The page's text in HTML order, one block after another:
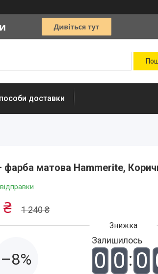
доставки
матова Hammerite,
1 240 ₴
–8%
Залишилось
0 0 0